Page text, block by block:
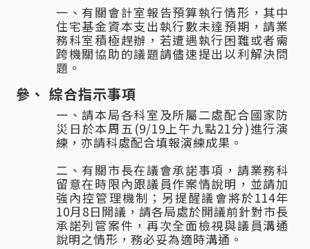
一、有關會計室報告預算執行情形，其中
住宅基金資本支出執行數未達預期，請業
務科室積極趕辦，若遭遇執行困難或者需
跨機關協助的議題請儘速提出以利解決問
題。
綜合指示事項
一、請本局各科室及所屬二處配合國家防
災日於本周五(9/19上午九點21分)進行演
練，亦請科處配合填報演練成果。
二、有關市長在議會承諾事項，請業務科
留意在時限內跟議員作案情說明，並請加
強內控管理機制；另提醒議會將於114年
10月8日開議，請各局處於開議前針對市長
承諾列管案件，再次全面檢視與議員溝通
說明之情形，務必妥為適時溝通。